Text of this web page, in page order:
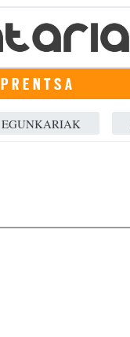
PRENTSA
EGUNKARIAK